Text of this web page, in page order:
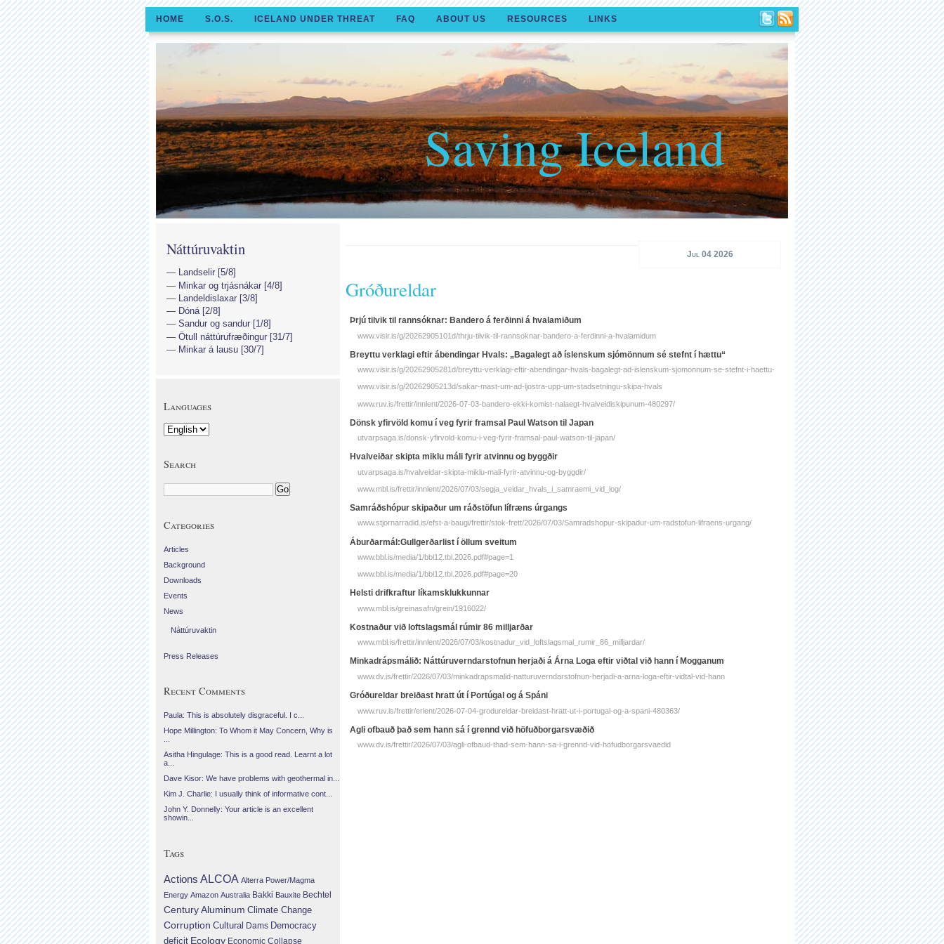
HOME S.O.S. ICELAND UNDER THREAT FAQ ABOUT US RESOURCES LINKS
Saving Iceland
Jul 04 2026
Gróðureldar
Þrjú til­vik til rann­sóknar: Bandero á ferðinni á hvalamiðum
www.visir.is/g/20262905101d/thrju-tilvik-til-rannsoknar-bandero-a-ferdinni-a-hvalamidum
Breyttu verk­lagi eftir á­bendingar Hvals: „Baga­legt að ís­lenskum sjó­mönnum sé stefnt í hættu“
www.visir.is/g/20262905281d/breyttu-verklagi-eftir-abendingar-hvals-bagalegt-ad-islenskum-sjomonnum-se-stefnt-i-haettu-
www.visir.is/g/20262905213d/sakar-mast-um-ad-ljostra-upp-um-stadsetningu-skipa-hvals
www.ruv.is/frettir/innlent/2026-07-03-bandero-ekki-komist-nalaegt-hvalveidiskipunum-480297/
Dönsk yfirvöld komu í veg fyrir framsal Paul Watson til Japan
utvarpsaga.is/donsk-yfirvold-komu-i-veg-fyrir-framsal-paul-watson-til-japan/
Hvalveiðar skipta miklu máli fyrir atvinnu og byggðir
utvarpsaga.is/hvalveidar-skipta-miklu-mali-fyrir-atvinnu-og-byggdir/
www.mbl.is/frettir/innlent/2026/07/03/segja_veidar_hvals_i_samraemi_vid_log/
Samráðshópur skipaður um ráðstöfun lífræns úrgangs
www.stjornarradid.is/efst-a-baugi/frettir/stok-frett/2026/07/03/Samradshopur-skipadur-um-radstofun-lifraens-urgang/
Áburðarmál:Gullgerðarlist í öllum sveitum
www.bbl.is/media/1/bbl12.tbl.2026.pdf#page=1
www.bbl.is/media/1/bbl12.tbl.2026.pdf#page=20
Helsti drifkraftur líkamsklukkunnar
www.mbl.is/greinasafn/grein/1916022/
Kostnaður við loftslagsmál rúmir 86 milljarðar
www.mbl.is/frettir/innlent/2026/07/03/kostnadur_vid_loftslagsmal_rumir_86_milljardar/
Minkadrápsmálið: Náttúruverndarstofnun herjaði á Árna Loga eftir viðtal við hann í Mogganum
www.dv.is/frettir/2026/07/03/minkadrapsmalid-natturuverndarstofnun-herjadi-a-arna-loga-eftir-vidtal-vid-hann
Gróðureldar breiðast hratt út í Portúgal og á Spáni
www.ruv.is/frettir/erlent/2026-07-04-grodureldar-breidast-hratt-ut-i-portugal-og-a-spani-480363/
Agli ofbauð það sem hann sá í grennd við höfuðborgarsvæðið
www.dv.is/frettir/2026/07/03/agli-ofbaud-thad-sem-hann-sa-i-grennd-vid-hofudborgarsvaedid
Náttúruvaktin
Landselir [5/8]
Minkar og trjásnákar [4/8]
Landeldislaxar [3/8]
Dóná [2/8]
Sandur og sandur [1/8]
Ötull náttúrufræðingur [31/7]
Minkar á lausu [30/7]
Languages
Search
Categories
Articles
Background
Downloads
Events
News
Náttúruvaktin
Press Releases
Recent Comments
Paula: This is absolutely disgraceful. I c...
Hope Millington: To Whom it May Concern, Why is
Asitha Hingulage: This is a good read. Learnt a lot
a...
Dave Kisor: We have problems with geothermal in...
Kim J. Charlie: I usually think of informative cont...
John Y. Donnelly: Your article is an excellent
showin...
Tags
Actions ALCOA Alterra Power/Magma
Energy Amazon Australia Bakki Bauxite Bechtel
Century Aluminum Climate Change
Corruption Cultural Dams Democracy
deficit Ecology Economic Collapse